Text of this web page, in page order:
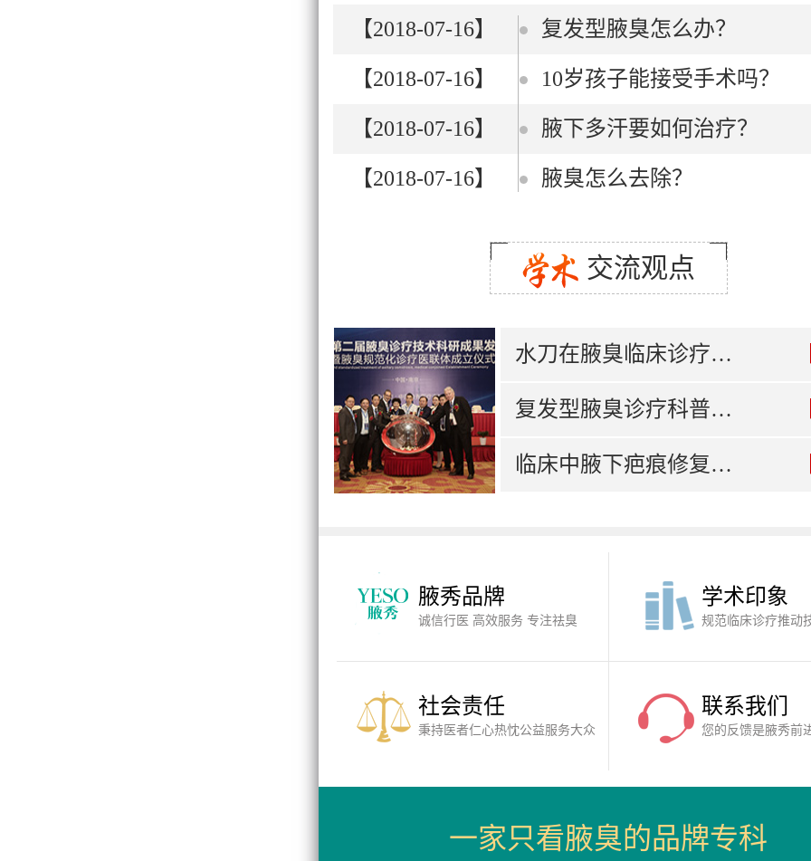
【2018-07-16】 复发型腋臭怎么办？
【2018-07-16】 10岁孩子能接受手术吗？
【2018-07-16】 腋下多汗要如何治疗？
【2018-07-16】 腋臭怎么去除？
交流观点
水刀在腋臭临床诊疗…
复发型腋臭诊疗科普…
临床中腋下疤痕修复…
腋秀品牌
诚信行医 高效服务 专注祛臭
学术印象
规范临床诊疗推动
社会责任
秉持医者仁心热忱公益服务大众
联系我们
您的反馈是腋秀前
一家只看腋臭的品牌专科